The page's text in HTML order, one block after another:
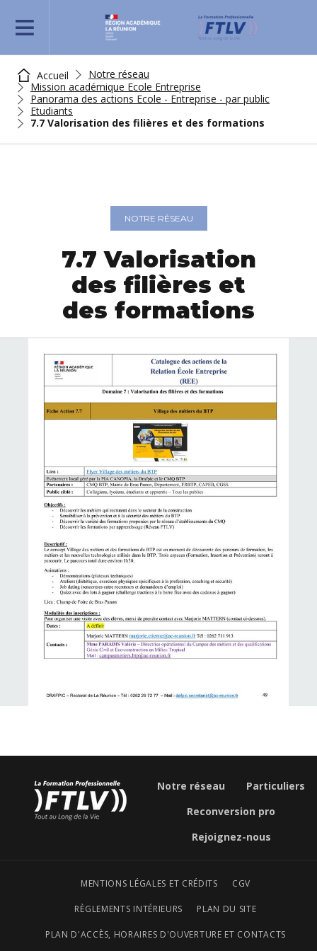
REJOIGNEZ-NOUS
Accueil
Notre réseau
Mission académique Ecole Entreprise
Panorama des actions Ecole - Entreprise - par public
Etudiants
7.7 Valorisation des filières et des formations
NOTRE RÉSEAU
7.7 Valorisation
des filières et
des formations
Notre réseau
Particuliers
Reconversion pro
Rejoignez-nous
MENTIONS LÉGALES ET CRÉDITS CGV
RÈGLEMENTS INTÉRIEURS PLAN DU SITE
PLAN D'ACCÈS, HORAIRES D'OUVERTURE ET CONTACTS